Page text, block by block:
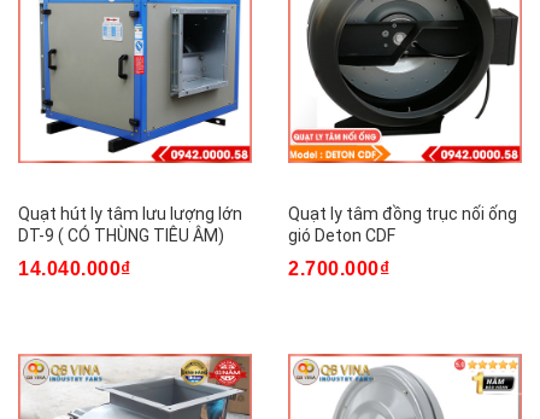
Quạt hút ly tâm lưu lượng lớn
DT-9 ( CÓ THÙNG TIÊU ÂM)
14.040.000₫
Quạt ly tâm đồng trục nối ống
gió Deton CDF
2.700.000₫